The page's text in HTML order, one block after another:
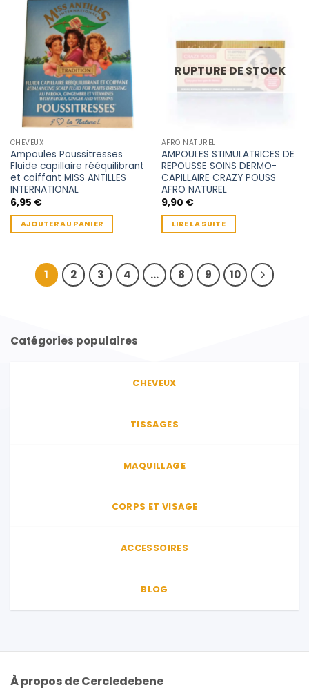
CHEVEUX
Ampoules Poussitresses
Fluide capillaire rééquilibrant
et coiffant MISS ANTILLES
INTERNATIONAL
6,95 €
AJOUTER AU PANIER
RUPTURE DE STOCK
AFRO NATUREL
AMPOULES STIMULATRICES DE
REPOUSSE SOINS DERMO-
CAPILLAIRE CRAZY POUSS
AFRO NATUREL
9,90 €
LIRE LA SUITE
1 2 3 4 … 8 9 10
Catégories populaires
CHEVEUX
TISSAGES
MAQUILLAGE
CORPS ET VISAGE
ACCESSOIRES
BLOG
À propos de Cercledebene